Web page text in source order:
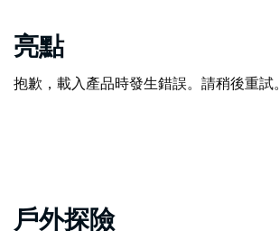
亮點
抱歉，載入產品時發生錯誤。請稍後重試。
戶外探險